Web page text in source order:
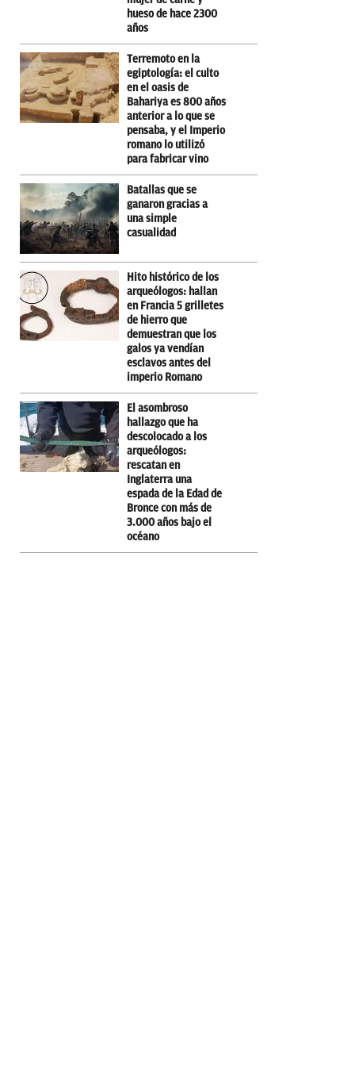
hueso de hace 2300
años
Terremoto en la
egiptología: el culto
en el oasis de
Bahariya es 800 años
anterior a lo que se
pensaba, y el Imperio
romano lo utilizó
para fabricar vino
Batallas que se
ganaron gracias a
una simple
casualidad
Hito histórico de los
arqueólogos: hallan
en Francia 5 grilletes
de hierro que
demuestran que los
galos ya vendían
esclavos antes del
imperio Romano
El asombroso
hallazgo que ha
descolocado a los
arqueólogos:
rescatan en
Inglaterra una
espada de la Edad de
Bronce con más de
3.000 años bajo el
océano